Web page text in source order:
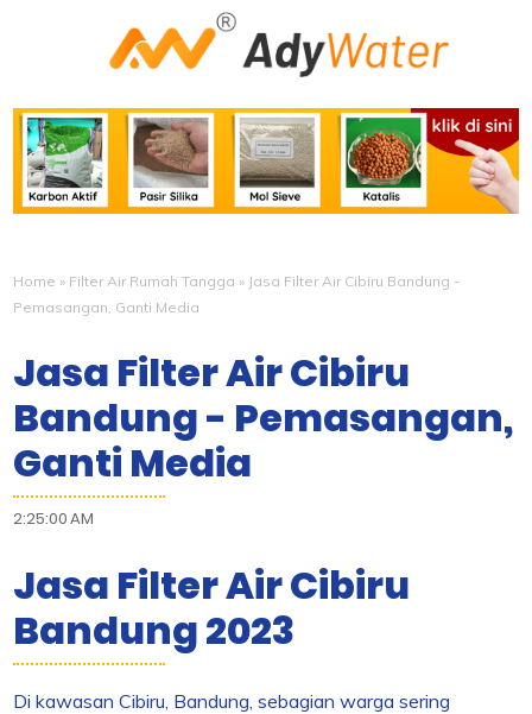
Home » Filter Air Rumah Tangga » Jasa Filter Air Cibiru Bandung -
Pemasangan, Ganti Media
Jasa Filter Air Cibiru
Bandung - Pemasangan,
Ganti Media
2:25:00 AM
Jasa Filter Air Cibiru
Bandung 2023
Di kawasan Cibiru, Bandung, sebagian warga sering